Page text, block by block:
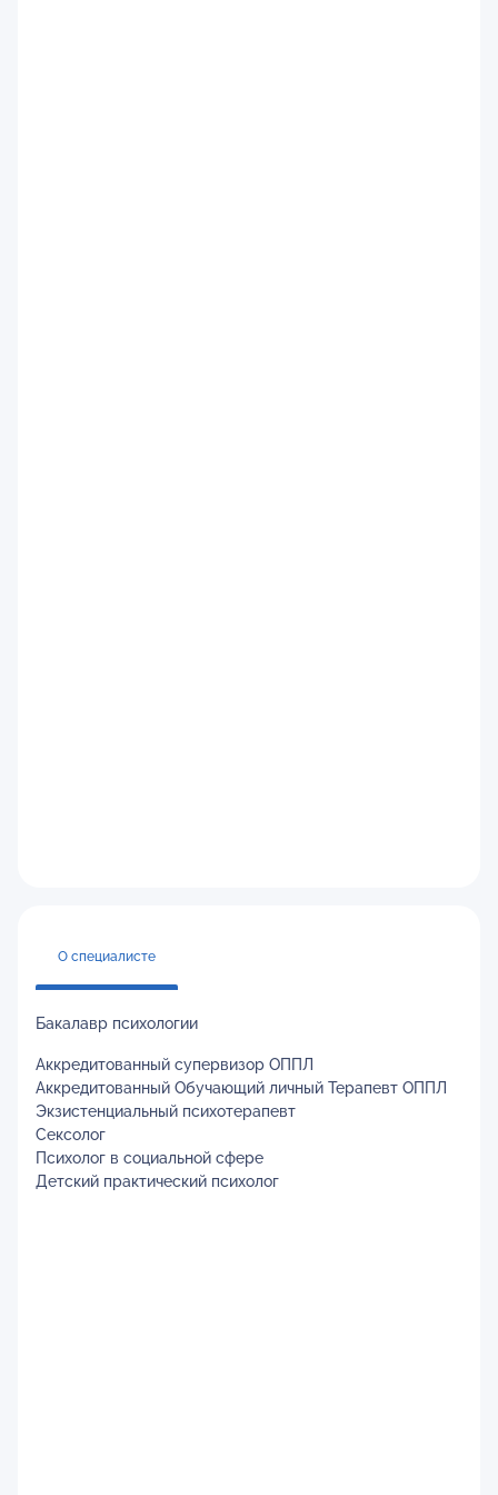
О специалисте
Бакалавр психологии
Аккредитованный супервизор ОППЛ
Аккредитованный Обучающий личный Терапевт ОППЛ
Экзистенциальный психотерапевт
Сексолог
Психолог в социальной сфере
Детский практический психолог